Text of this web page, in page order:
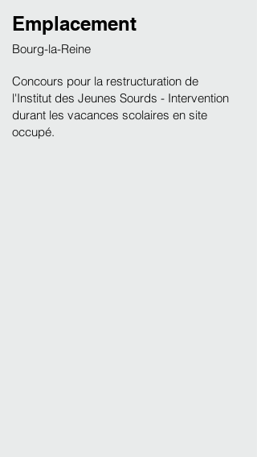
Emplacement
Bourg-la-Reine
Concours pour la restructuration de
l'Institut des Jeunes Sourds - Intervention
durant les vacances scolaires en site
occupé.